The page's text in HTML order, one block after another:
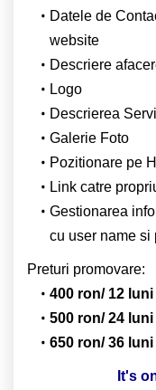
Datele de
website
Descriere
Logo
Descrierea
Galerie Foto
Pozitionare pe
Link catre
Gestionarea
cu user name si
Preturi promovare:
400 ron/ 12 luni
500 ron/ 24 luni
650 ron/ 36 luni
It's